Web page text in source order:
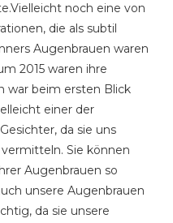
noch eine von
die als subtil
Augenbrauen waren
2015 waren ihre
war beim ersten Blick
einer der
da sie uns
Sie können
Augenbrauen so
unsere Augenbrauen
da sie unsere